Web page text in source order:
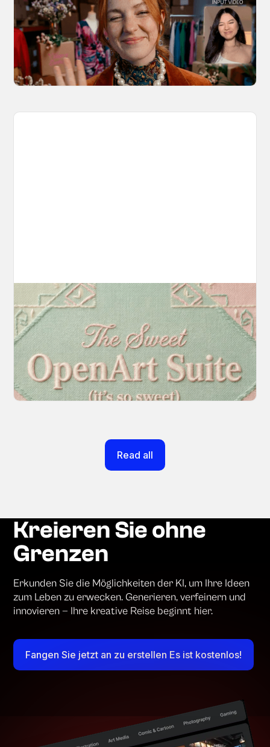
Kling 3.0 Motion Control
Discover 10 video types you can create using
Kling 3.0 Motion Control on OpenArt, from
marketing to storytelling with amazingly
consistent motion and identity.
March 20, 2026
Introducing OpenArt Suite: Create
Without the Chaos
Every tool you need, finally in one place. We
fundamentally rearchitected the OpenArt
creation experience so your workflow finally
moves as fast as your ideas do.
March 20, 2026
Read all
Kreieren Sie ohne
Grenzen
Erkunden Sie die Möglichkeiten der KI, um Ihre Ideen
zum Leben zu erwecken. Generieren, verfeinern und
innovieren — Ihre kreative Reise beginnt hier.
Fangen Sie jetzt an zu erstellen Es ist kostenlos!